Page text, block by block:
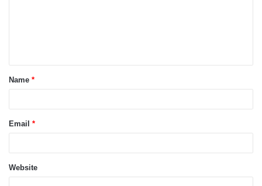
t
*Name *
Email *
Website